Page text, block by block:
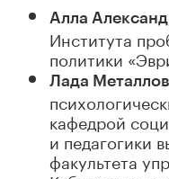
Алла
Института
политики
Лада
кафедрой
и педагогики
факультета